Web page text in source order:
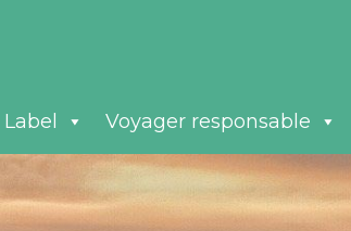
Voyager responsable